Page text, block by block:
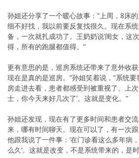
孙姐还分享了一个暖心故事：”上周，8床
细不好找，我以前要反复找很久。现在系
备，一次就扎成功了。王奶奶说’闺女，这
得，所有的跑腿都值得。”
更有意思的是，巡房系统还带来了意外收获
现在是真的是巡房。”孙姐笑着说，”系统
房走进去看，患者都感受到被重视了。上
士，你今天来好几次了’。这就是变化。”
孙姐还发现，现在有了更多时间和患者交
来，哪有时间聊天。现在可以了，有一次
他跟我说了一件事：’在门诊看这么多年病
么久’。这就是改变，不是系统带来的，是